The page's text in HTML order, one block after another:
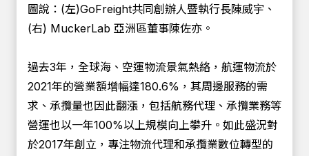
圖說：(左)GoFreight共同創辦人暨執行長陳威宇、
(右) MuckerLab 亞洲區董事陳佐亦。
過去3年，全球海、空運物流景氣熱絡，航運物流於
2021年的營業額增幅達180.6%，其周邊服務的需
求、承攬量也因此翻漲，包括航務代理、承攬業務等
營運也以一年100%以上規模向上攀升。如此盛況對
於2017年創立，專注物流代理和承攬業數位轉型的